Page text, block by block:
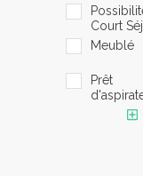
Court
Meublé
Prêt